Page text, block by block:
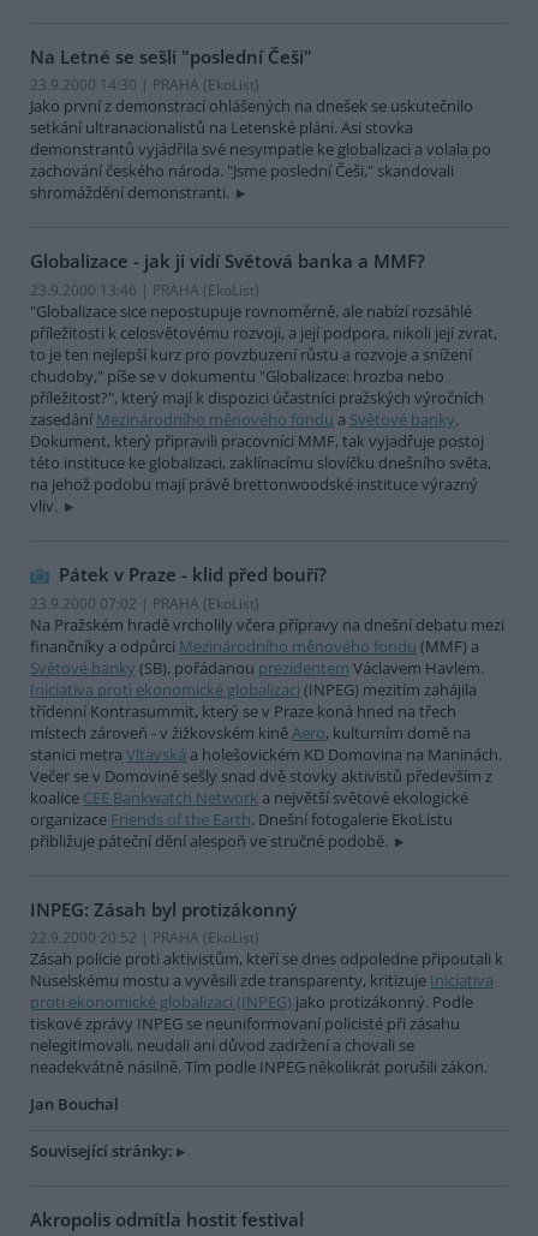
Na Letné se sešli "poslední Češi"
23.9.2000 14:30 | PRAHA (EkoList)
Jako první z demonstrací ohlášených na dnešek se uskutečnilo
setkání ultranacionalistů na Letenské pláni. Asi stovka
demonstrantů vyjádřila své nesympatie ke globalizaci a volala po
zachování českého národa. "Jsme poslední Češi," skandovali
shromáždění demonstranti.
Globalizace - jak ji vidí Světová banka a MMF?
23.9.2000 13:46 | PRAHA (EkoList)
"Globalizace sice nepostupuje rovnoměrně, ale nabízí rozsáhlé
příležitosti k celosvětovému rozvoji, a její podpora, nikoli její zvrat,
to je ten nejlepší kurz pro povzbuzení růstu a rozvoje a snížení
chudoby," píše se v dokumentu "Globalizace: hrozba nebo
příležitost?", který mají k dispozici účastníci pražských výročních
zasedání Mezinárodního měnového fondu a Světové banky.
Dokument, který připravili pracovníci MMF, tak vyjadřuje postoj
této instituce ke globalizaci, zaklínacímu slovíčku dnešního světa,
na jehož podobu mají právě brettonwoodské instituce výrazný
vliv.
Pátek v Praze - klid před bouří?
23.9.2000 07:02 | PRAHA (EkoList)
Na Pražském hradě vrcholily včera přípravy na dnešní debatu mezi
finančníky a odpůrci Mezinárodního měnového fondu (MMF) a
Světové banky (SB), pořádanou prezidentem Václavem Havlem.
Iniciativa proti ekonomické globalizaci (INPEG) mezitím zahájila
třídenní Kontrasummit, který se v Praze koná hned na třech
místech zároveň - v žižkovském kiněAero, kulturním domě na
stanici metra Vltavská a holešovickém KD Domovina na Maninách.
Večer se v Domovině sešly snad dvě stovky aktivistů především z
koalice CEE Bankwatch Network a největší světové ekologické
organizace Friends of the Earth. Dnešní fotogalerie EkoListu
přibližuje páteční dění alespoň ve stručné podobě.
INPEG: Zásah byl protizákonný
22.9.2000 20:52 | PRAHA (EkoList)
Zásah policie proti aktivistům, kteří se dnes odpoledne připoutali k
Nuselskému mostu a vyvěsili zde transparenty, kritizuje Iniciativa
proti ekonomické globalizaci (INPEG) jako protizákonný. Podle
tiskové zprávy INPEG se neuniformovaní policisté při zásahu
nelegitimovali, neudali ani důvod zadržení a chovali se
neadekvátně násilně. Tím podle INPEG několikrát porušili zákon.
Jan Bouchal
Související stránky:
Akropolis odmítla hostit festival